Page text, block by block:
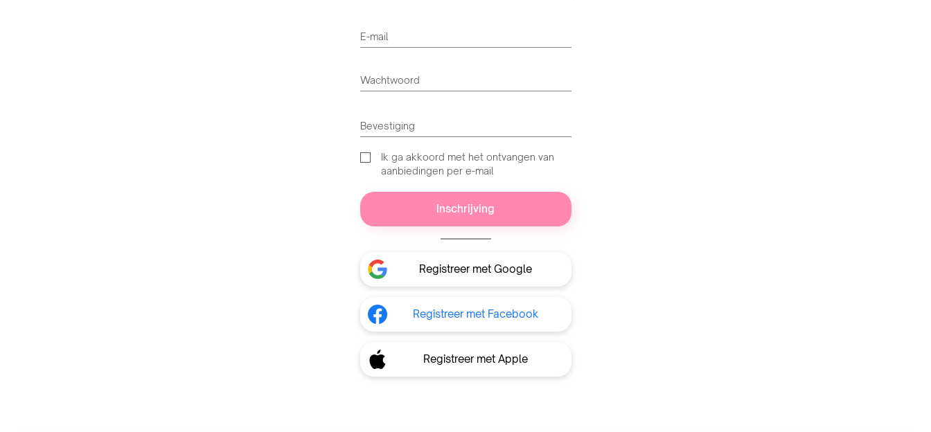
E-mail
Wachtwoord
Bevestiging
Ik ga akkoord met het ontvangen van
aanbiedingen per e-mail
Registreer met Google
Registreer met Facebook
Registreer met Apple